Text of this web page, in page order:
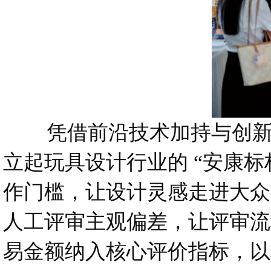
凭借前沿技术加持与创新
立起玩具设计行业的 “安康
作门槛，让设计灵感走进大
人工评审主观偏差，让评审
易金额纳入核心评价指标，